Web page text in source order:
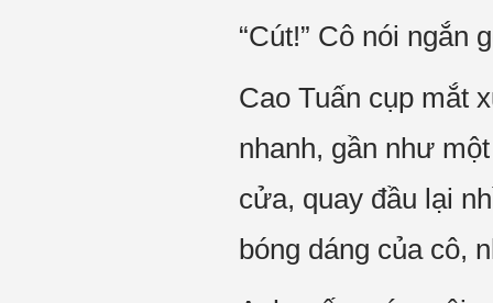
“Cút!” Cô nói ngắn
Cao Tuấn cụp mắt
nhanh, gần như
cửa, quay đầu lại
bóng dáng của cô,